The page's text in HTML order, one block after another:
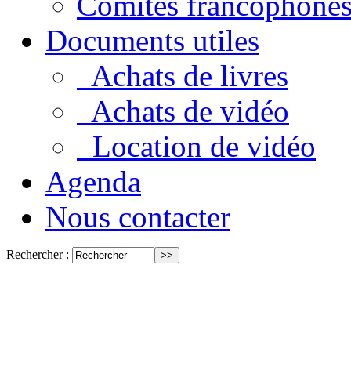
Documents utiles
Achats de livres
Achats de vidéo
Location de vidéo
Agenda
Nous contacter
Rechercher :